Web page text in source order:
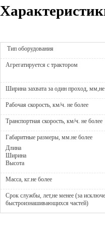
Тип оборудования
Агрегатируется с трактором
Ширина захвата за один проход,
Рабочая скорость, км/ч. не более
Транспортная скорость, км/ч. не более
Габаритные размеры, мм.не более
Длина
Ширина
Высота
Масса, кг.не более
Срок службы, лет,не менее (за
быстроизнашивающихся частей)